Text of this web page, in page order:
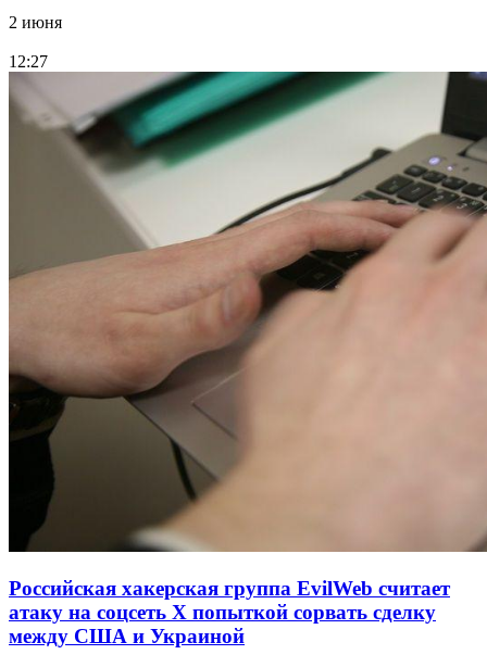
2 июня
12:27
Российская хакерская группа EvilWeb считает
атаку на соцсеть Х попыткой сорвать сделку
между США и Украиной